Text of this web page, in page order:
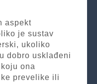
aspekt
je sustav
ukoliko
dobro usklađeni
ona
prevelike ili